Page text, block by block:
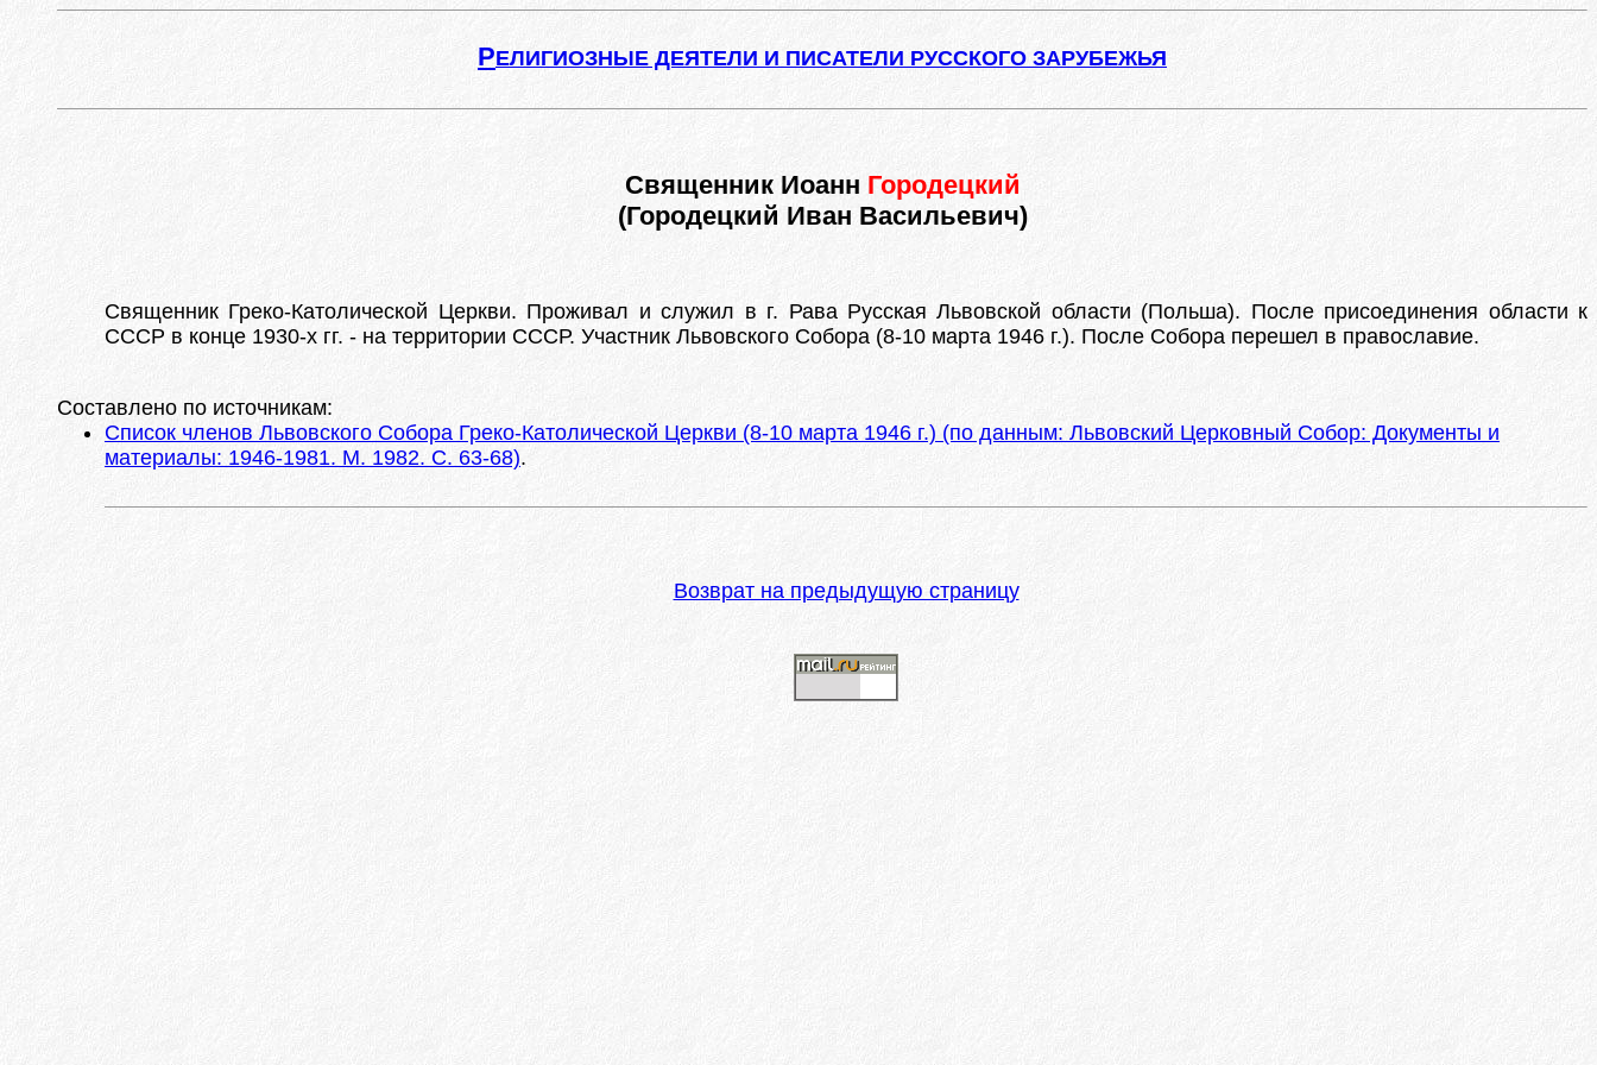
РЕЛИГИОЗНЫЕ ДЕЯТЕЛИ И ПИСАТЕЛИ РУССКОГО ЗАРУБЕЖЬЯ
Священник Иоанн Городецкий
(Городецкий Иван Васильевич)
Священник Греко-Католической Церкви. Проживал и служил в г. Рава Русская Львовской области (Польша). После присоединения области к
СССР в конце 1930-х гг. - на территории СССР. Участник Львовского Собора (8-10 марта 1946 г.). После Собора перешел в православие.
Составлено по источникам:
Список членов Львовского Собора Греко-Католической Церкви (8-10 марта 1946 г.) (по данным: Львовский Церковный Собор: Документы и
материалы: 1946-1981. М. 1982. С. 63-68).
Возврат на предыдущую страницу